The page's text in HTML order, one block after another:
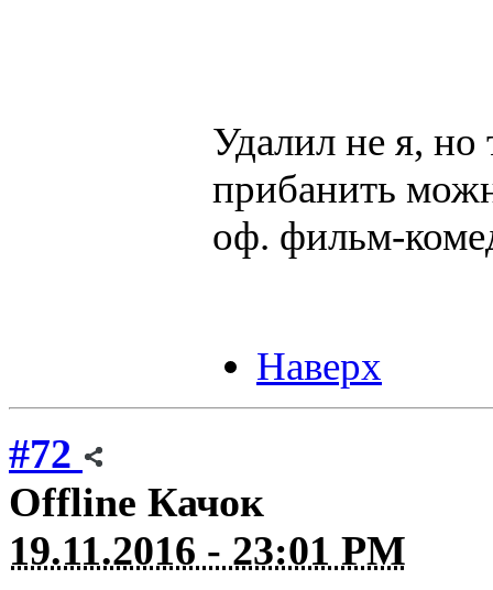
Удалил не я,
прибанить
оф. фильм-
Наверх
#72
Offline Качок
19.11.2016 - 23:01 PM